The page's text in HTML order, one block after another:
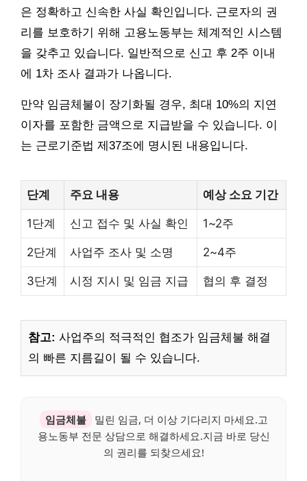
은 정확하고 신속한 사실 확인입니다. 근로자의 권
리를 보호하기 위해 고용노동부는 체계적인 시스템
을 갖추고 있습니다. 일반적으로 신고 후 2주 이내
에 1차 조사 결과가 나옵니다.
만약 임금체불이 장기화될 경우, 최대 10%의 지연
이자를 포함한 금액으로 지급받을 수 있습니다. 이
는 근로기준법 제37조에 명시된 내용입니다.
단계 주요 내용 예상 소요 기간
1단계 신고 접수 및 사실 확인 1~2주
2단계 사업주 조사 및 소명 2~4주
3단계 시정 지시 및 임금 지급 협의 후 결정
참고: 사업주의 적극적인 협조가 임금체불 해결
의 빠른 지름길이 될 수 있습니다.
임금체불
밀린 임금, 더 이상 기다리지 마세요.고
용노동부 전문 상담으로 해결하세요.지금 바로 당신
의 권리를 되찾으세요!